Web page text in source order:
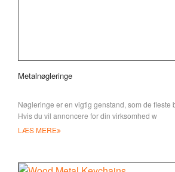
Metalnøgleringe
Nøgleringe er en vigtig genstand, som de
Hvis du vil annoncere for din virksomhed w
LÆS MERE